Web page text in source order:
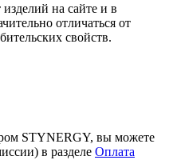
на сайте и в
отличаться от
свойств.
STYNERGY, вы можете
в разделе Оплата